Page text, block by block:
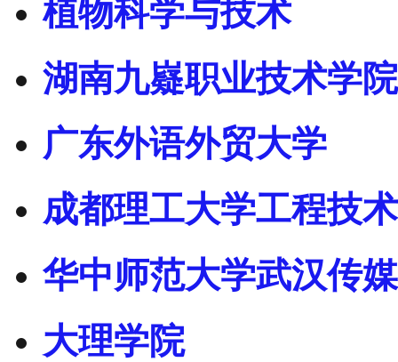
植物科学与技术
湖南九嶷职业技术学院
广东外语外贸大学
成都理工大学工程技
华中师范大学武汉传
大理学院